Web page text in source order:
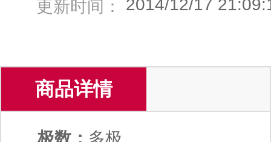
更新时间： 2014/12/17
商品详情
极数： 多极